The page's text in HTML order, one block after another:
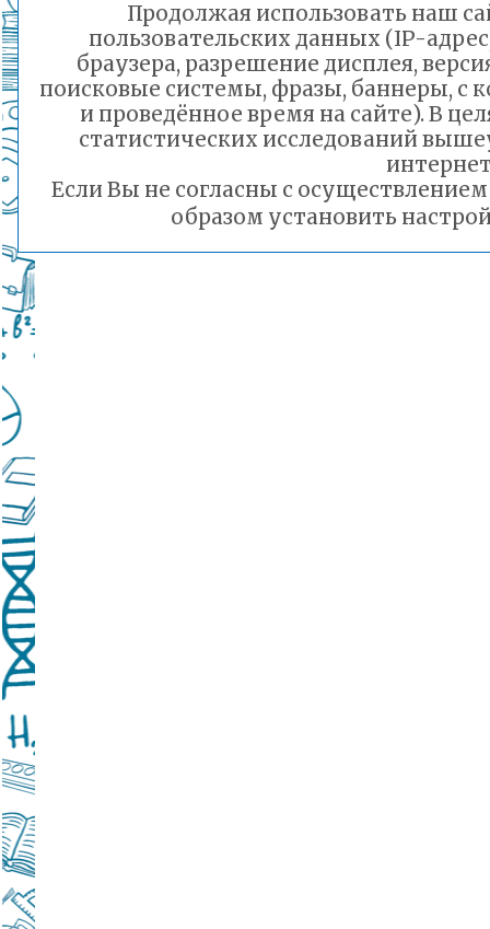
Продолжая использовать наш
пользовательских данных (IP-
браузера, разрешение дисплея,
поисковые системы, фразы, баннеры, с
и проведённое время на сайте). В
статистических исследований
Если Вы не согласны с
образом установить